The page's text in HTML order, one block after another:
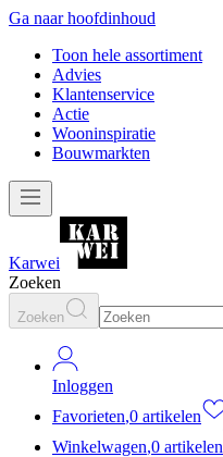
Ga naar hoofdinhoud
Toon hele assortiment
Advies
Klantenservice
Actie
Wooninspiratie
Bouwmarkten
Karwei
Zoeken
Zoeken
Inloggen
Favorieten,0 artikelen
Winkelwagen,0 artikelen